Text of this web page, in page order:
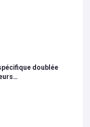
doublée